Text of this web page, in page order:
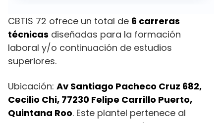
CBTIS 72 ofrece un total de 6 carreras
técnicas diseñadas para la formación
laboral y/o continuación de estudios
superiores.
Ubicación: Av Santiago Pacheco Cruz 682,
Cecilio Chi, 77230 Felipe Carrillo Puerto,
Quintana Roo. Este plantel pertenece al